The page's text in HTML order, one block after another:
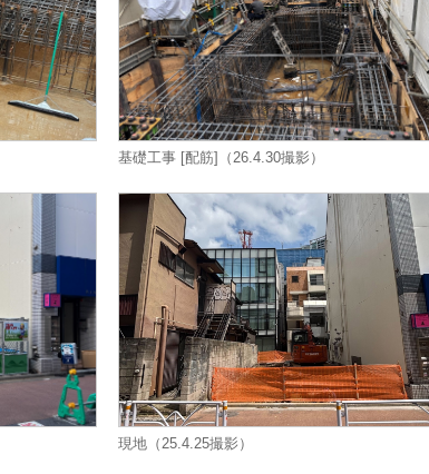
基礎工事 [配筋]（26.4.30撮影）
現地（25.4.25撮影）